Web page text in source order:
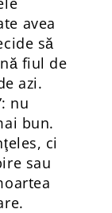
avea
să
fiul de
azi.
nu
bun.
ci
sau